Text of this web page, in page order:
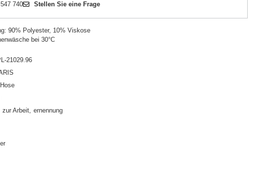
740 Stellen Sie eine Frage
90% Polyester, 10% Viskose
bei 30°C
21029.96
zur Arbeit ernennung